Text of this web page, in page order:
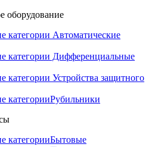
оборудование
Автоматические
Дифференциальные
Устройства защитного
Рубильники
Бытовые